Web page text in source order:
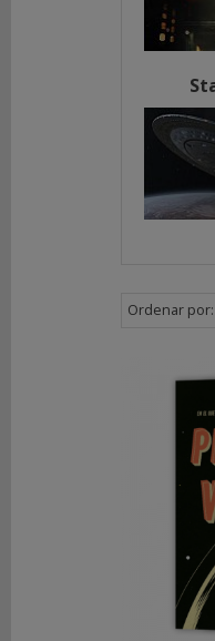
Star
Trek
Traveller
40.000
Imperium
Misterio
SEGUNDA
NOVEDADES
ACCESORIOS
BÚSQUEDA
Ordenar por: